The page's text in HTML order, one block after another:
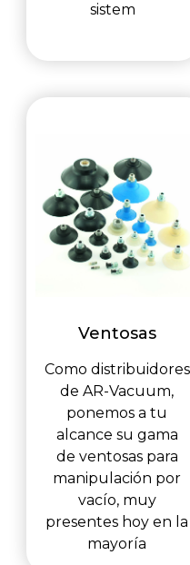
sistem
Ventosas
Como distribuidores
de AR-Vacuum,
ponemos a tu
alcance su gama
de ventosas para
manipulación por
vacío, muy
presentes hoy en la
mayoría